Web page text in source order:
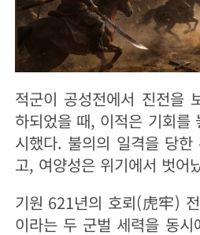
적군이 공성전에서 진전을
하되었을 때, 이적은 기회를
시했다. 불의의 일격을 당
고, 여양성은 위기에서 벗어
기원 621년의 호뢰(虎牢)
이라는 두 군벌 세력을 동